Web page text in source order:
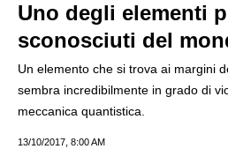
Uno degli elementi
sconosciuti del
Un elemento che si trova ai margini
sembra incredibilmente in grado di
meccanica quantistica.
13/10/2017, 8:00 AM